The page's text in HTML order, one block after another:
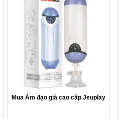
Mua Âm đạo giả cao cấp Jeuplay